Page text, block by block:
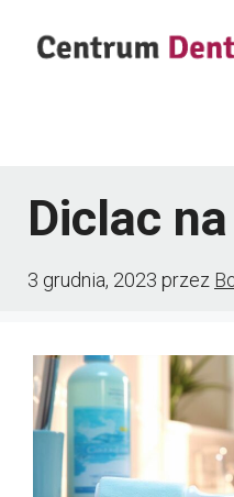
Diclac
3 grudnia, 2023 przez